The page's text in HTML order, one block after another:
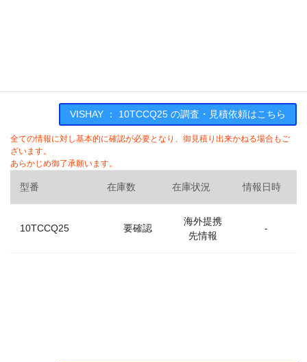
VISHAY ： 10TCCQ25 の調査・見積依頼はこちら
全ての情報に対し基本的に確認が必要となり、御見積り出来かねる場合もご
ざいます。
あらかじめ御了承願います。
型番 在庫数 在庫状況 情報日時
10TCCQ25 要確認
海外提携
先情報
-